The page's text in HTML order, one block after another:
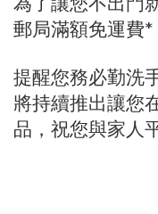
郵局滿額免運費*
提醒您務必勤洗
將持續推出讓您
品，祝您與家人